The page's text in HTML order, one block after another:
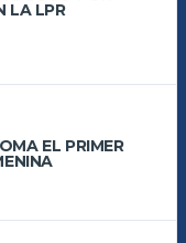
LA LPR
EL PRIMER